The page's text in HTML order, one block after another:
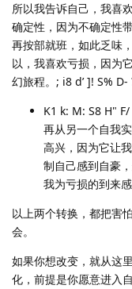
所以我告诉自己，我喜
确定性，因为不确定性
再按部就班，如此乏味
以，我喜欢亏损，因为
幻旅程。; i8 d’ ]! S% D-
K1 k: M: S8 H"
再从另一个自我
高兴，因为它让
制自己感到自豪
我为亏损的到来
以上两个转换，都把害
会。
如果你想改变，就从这
化，前提是你愿意进入